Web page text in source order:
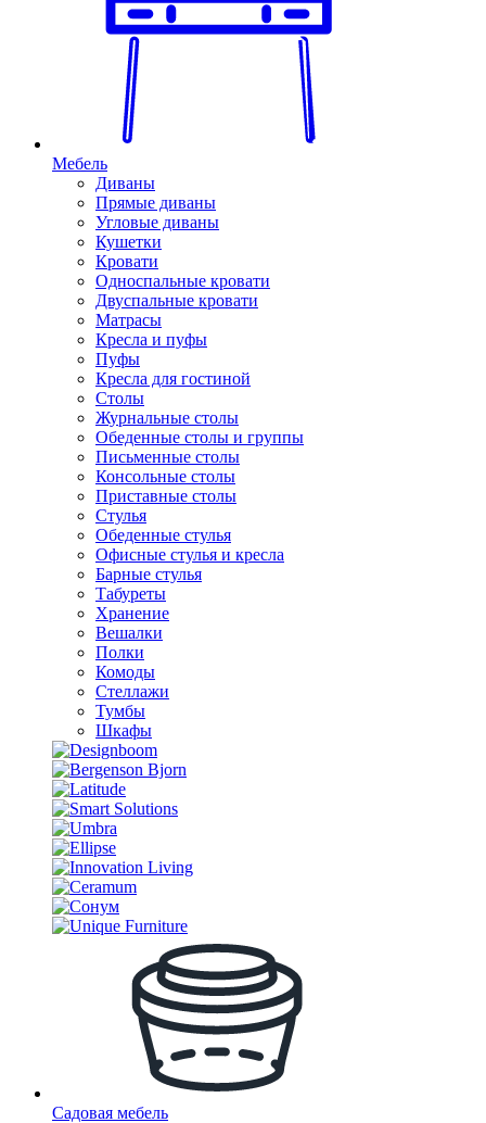
Мебель
Диваны
Прямые диваны
Угловые диваны
Кушетки
Кровати
Односпальные кровати
Двуспальные кровати
Матрасы
Кресла и пуфы
Пуфы
Кресла для гостиной
Столы
Журнальные столы
Обеденные столы и группы
Письменные столы
Консольные столы
Приставные столы
Стулья
Обеденные стулья
Офисные стулья и кресла
Барные стулья
Табуреты
Хранение
Вешалки
Полки
Комоды
Стеллажи
Тумбы
Шкафы
Садовая мебель